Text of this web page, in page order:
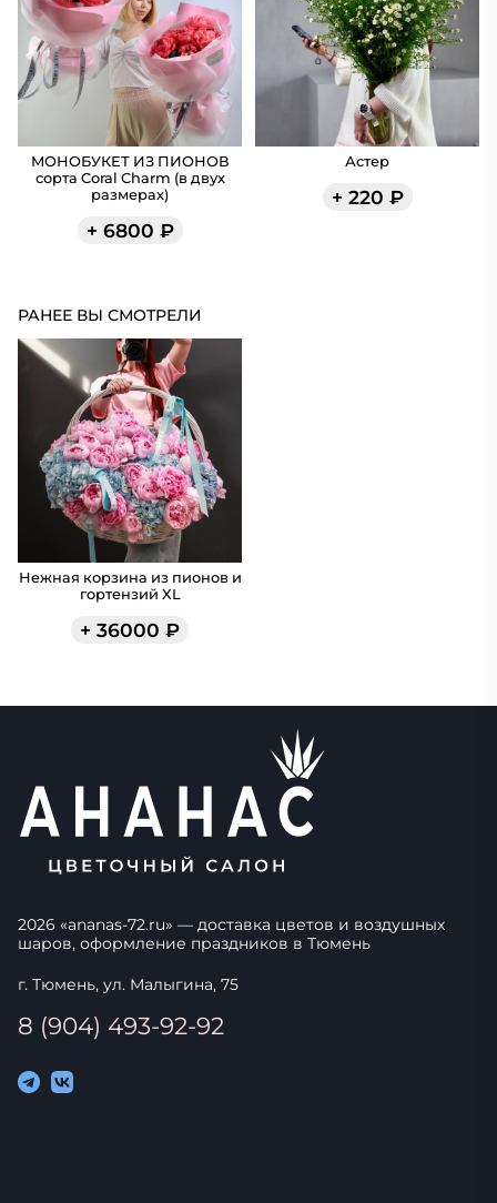
МОНОБУКЕТ ИЗ ПИОНОВ
сорта Coral Charm (в двух
размерах)
+ 6800 ₽
Астер
+ 220 ₽
РАНЕЕ ВЫ СМОТРЕЛИ
Нежная корзина из пионов и
гортензий XL
+ 36000 ₽
2026 «ananas-72.ru» — доставка цветов и воздушных
шаров, оформление праздников в Тюмень
г. Тюмень, ул. Малыгина, 75
8 (904) 493-92-92